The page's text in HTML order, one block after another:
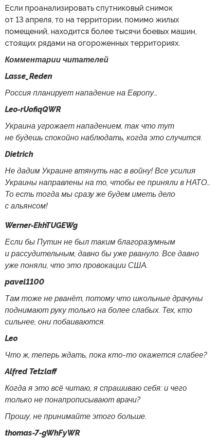
Если проанализировать спутниковый снимок
от 13 апреля, то на территории, помимо жилых
помещений, находится более тысячи боевых машин,
стоящих рядами на огороженных территориях.
Комментарии читателей
Lasse_Reden
Россия планирует нападение на Европу…
Leo-rUofiqQWR
Украина угрожает нападением, так что тут
не будешь спокойно наблюдать, когда это случится.
Dietrich
Не дадим Украине втянуть нас в войну! Все усилия
Украины направлены на то, чтобы ее приняли в НАТО…
То есть тогда мы сразу же будем иметь дело
с альянсом!
Werner-EkhTUGEWg
Если бы Путин не был таким благоразумным
и рассудительным, давно бы уже рвануло. Все давно
уже поняли, что это провокации США.
pavel1100
Там тоже не рванёт, потому что школьные драчуны
поднимают руку только на более слабых. Тех, кто
сильнее, они побаиваются.
Leo
Что ж, теперь ждать, пока кто-то окажется слабее?
Alfred Tetzlaff
Когда я это всё читаю, я спрашиваю себя: и чего
только не понапрописывают врачи?
Прошу, не принимайте этого больше.
thomas-7-gWhFyWR